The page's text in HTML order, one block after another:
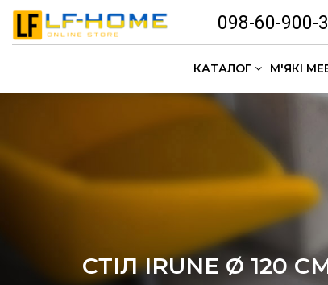
098-60-900-
КАТАЛОГ М'ЯКІ
СТІЛ IRUNE Ø 120